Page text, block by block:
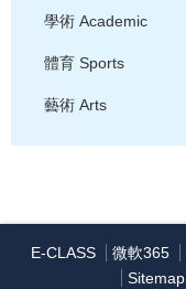
學術 Academic
體育 Sports
藝術 Arts
E-CLASS 微軟365
Sitemap